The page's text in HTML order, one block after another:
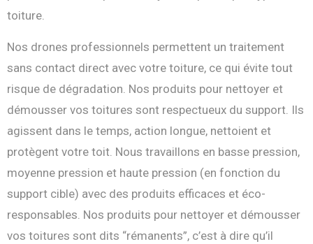
toiture.
Nos drones professionnels permettent un traitement
sans contact direct avec votre toiture, ce qui évite tout
risque de dégradation. Nos produits pour nettoyer et
démousser vos toitures sont respectueux du support. Ils
agissent dans le temps, action longue, nettoient et
protègent votre toit. Nous travaillons en basse pression,
moyenne pression et haute pression (en fonction du
support cible) avec des produits efficaces et éco-
responsables. Nos produits pour nettoyer et démousser
vos toitures sont dits “rémanents”, c’est à dire qu’il